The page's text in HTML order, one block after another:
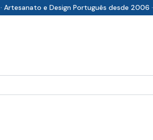
· Artesanato e Design Português desde 2006 ·